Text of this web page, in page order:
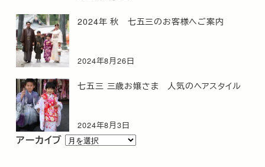
2024年 秋 七五三のお客様へご案内
2024年8月26日
七五三 三歳お嬢さま 人気のヘアスタイル
2024年8月3日
アーカイブ ア